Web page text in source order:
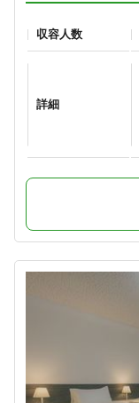
収容人数
詳細